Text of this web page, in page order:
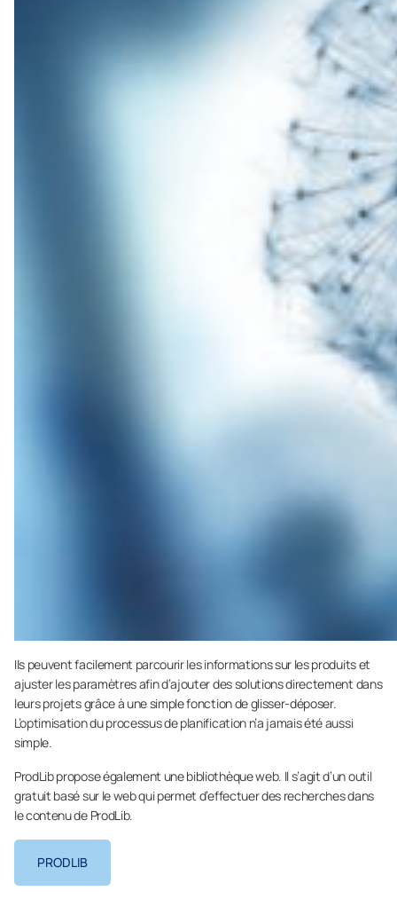
Ils peuvent facilement parcourir les informations sur les produits et
ajuster les paramètres afin d’ajouter des solutions directement dans
leurs projets grâce à une simple fonction de glisser-déposer.
L’optimisation du processus de planification n’a jamais été aussi
simple.
ProdLib propose également une bibliothèque web. Il s’agit d’un outil
gratuit basé sur le web qui permet d’effectuer des recherches dans
le contenu de ProdLib.
PRODLIB